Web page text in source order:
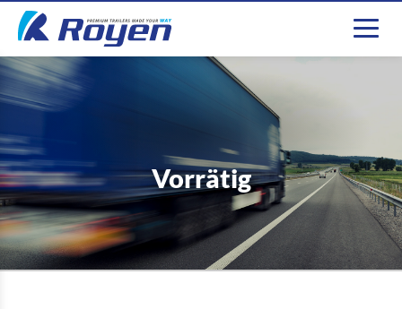
Vorrätig